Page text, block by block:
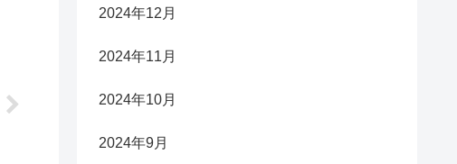
2024年12月
2024年11月
2024年10月
2024年9月